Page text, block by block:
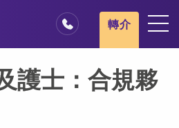
本概述
轉介
護士：合規夥